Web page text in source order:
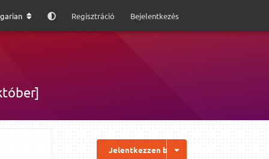
Regisztráció Bejelentkezés
Jelentkezzen be a válaszhoz